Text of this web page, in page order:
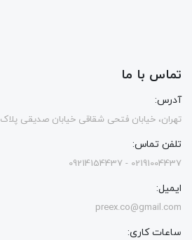
تماس با ما
آدرس:
تهران، خیابان فتحی شقاقی خیابان صدیقی پلاک 143 واحد 1
تلفن تماس:
02191004437 - 09214154437
ایمیل:
preex.co@gmail.com
ساعات کاری: